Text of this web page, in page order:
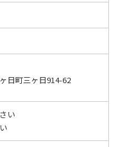
日町三ヶ日914-62
い